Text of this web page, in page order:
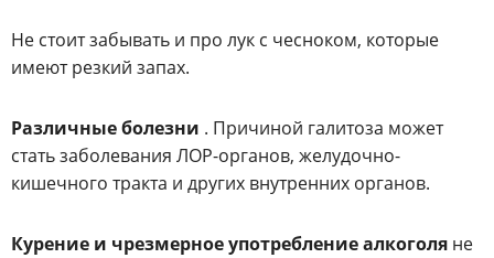
Не стоит забывать и про лук с чесноком, которые
имеют резкий запах.
Различные болезни . Причиной галитоза может
стать заболевания ЛОР-органов, желудочно-
кишечного тракта и других внутренних органов.
Курение и чрезмерное употребление алкоголя не